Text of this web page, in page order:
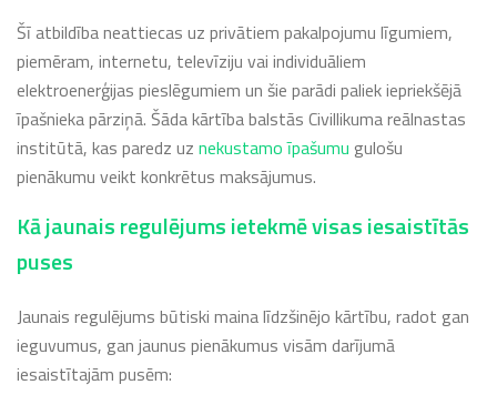
Šī atbildība neattiecas uz privātiem pakalpojumu līgumiem,
piemēram, internetu, televīziju vai individuāliem
elektroenerģijas pieslēgumiem un šie parādi paliek iepriekšējā
īpašnieka pārziņā. Šāda kārtība balstās Civillikuma reālnastas
institūtā, kas paredz uz nekustamo īpašumu gulošu
pienākumu veikt konkrētus maksājumus.
Kā jaunais regulējums ietekmē visas iesaistītās
puses
Jaunais regulējums būtiski maina līdzšinējo kārtību, radot gan
ieguvumus, gan jaunus pienākumus visām darījumā
iesaistītajām pusēm: